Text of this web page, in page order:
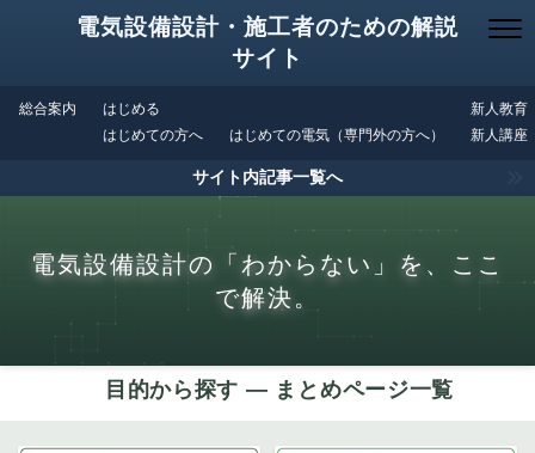
電気設備設計・施工者のための解説
サイト
総合案内
はじめる
はじめての方へ
はじめての電気（専門外の方へ）
新人教育
新人講座
サイト内記事一覧へ
電気設備設計の「わからない」を、ここ
で解決。